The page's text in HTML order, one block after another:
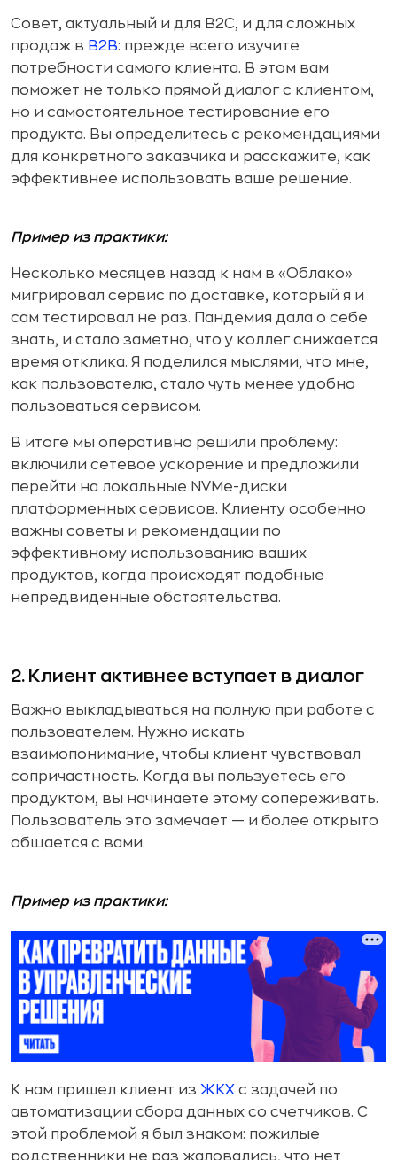
Совет, актуальный и для B2C, и для сложных
продаж в B2B: прежде всего изучите
потребности самого клиента. В этом вам
поможет не только прямой диалог с клиентом,
но и самостоятельное тестирование его
продукта. Вы определитесь с рекомендациями
для конкретного заказчика и расскажите, как
эффективнее использовать ваше решение.
Пример из практики:
Несколько месяцев назад к нам в «Облако»
мигрировал сервис по доставке, который я и
сам тестировал не раз. Пандемия дала о себе
знать, и стало заметно, что у коллег снижается
время отклика. Я поделился мыслями, что мне,
как пользователю, стало чуть менее удобно
пользоваться сервисом.
В итоге мы оперативно решили проблему:
включили сетевое ускорение и предложили
перейти на локальные NVMe-диски
платформенных сервисов. Клиенту особенно
важны советы и рекомендации по
эффективному использованию ваших
продуктов, когда происходят подобные
непредвиденные обстоятельства.
2. Клиент активнее вступает в диалог
Важно выкладываться на полную при работе с
пользователем. Нужно искать
взаимопонимание, чтобы клиент чувствовал
сопричастность. Когда вы пользуетесь его
продуктом, вы начинаете этому сопереживать.
Пользователь это замечает — и более открыто
общается с вами.
Пример из практики:
К нам пришел клиент из ЖКХ с задачей по
автоматизации сбора данных со счетчиков. С
этой проблемой я был знаком: пожилые
родственники не раз жаловались, что нет